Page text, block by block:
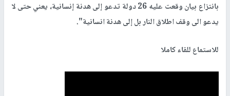
بانتزاع بيان وقعت عليه 26 دولة تدعو إلى هدنة إنسانية، يعني حتى لا
يدعو الى وقف اطلاق النار بل إلى هدنة انسانية".
للاستماع للقاء كاملا